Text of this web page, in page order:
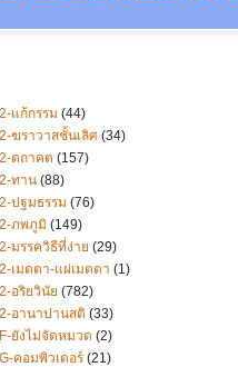
แก้กรรม (44)
ฆราวาสชั้นเลิศ (34)
ตถาคต (157)
ทาน (88)
ปฐมธรรม (76)
ภพภูมิ (149)
มรรควิธีที่ง่าย (29)
เมตตา-แผ่เมตตา (1)
อริยวินัย (782)
อานาปานสติ (33)
ยังไม่จัดหมวด (2)
คอมพิวเตอร์ (21)